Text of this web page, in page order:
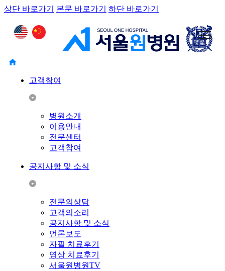
상단 바로가기 본문 바로가기 하단 바로가기
고객참여
병원소개
이용안내
전문센터
고객참여
공지사항 및 소식
전문의상담
고객의소리
공지사항 및 소식
언론보도
자필 치료후기
영상 치료후기
서울원병원TV